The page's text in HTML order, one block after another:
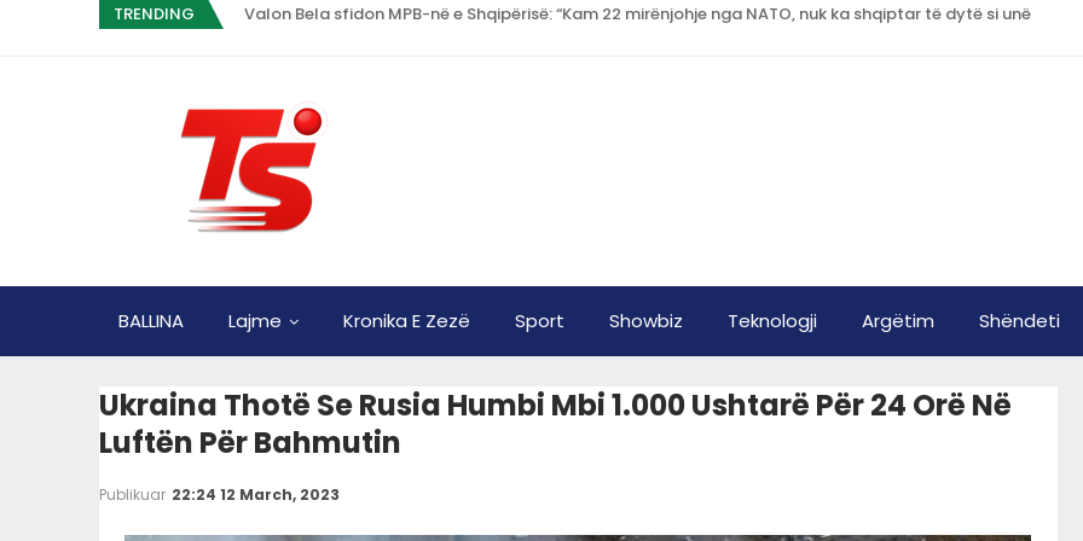
TRENDING Valon Bela sfidon MPB-në e Shqipërisë: “Kam 22 mirënjohje nga NATO, nuk ka shqiptar të dytë si unë
BALLINA Lajme Kronika E Zezë Sport Showbiz Teknologji Argëtim Shëndeti
Ukraina Thotë Se Rusia Humbi Mbi 1.000 Ushtarë Për 24 Orë Në
Luftën Për Bahmutin
Publikuar 22:24 12 March, 2023